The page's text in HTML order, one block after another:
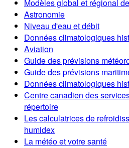
Modèles global et régional
Astronomie
Niveau d'eau et débit
Données climatologiques
Aviation
Guide des prévisions
Guide des prévisions
Données climatologiques
Centre canadien des
répertoire
Les calculatrices de
humidex
La météo et votre santé